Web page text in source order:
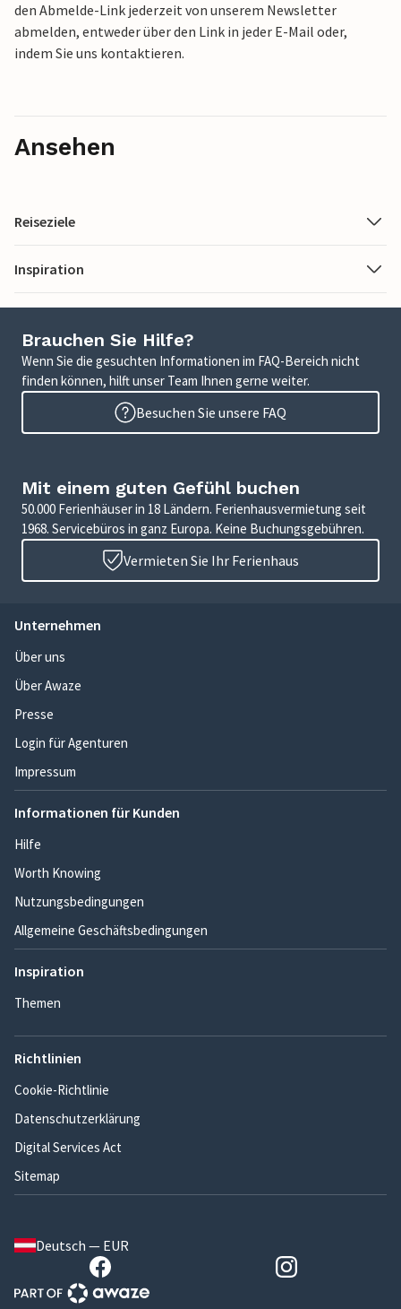
den Abmelde-Link jederzeit von unserem Newsletter
abmelden, entweder über den Link in jeder E-Mail oder,
indem Sie uns kontaktieren.
Ansehen
Reiseziele
Inspiration
Brauchen Sie Hilfe?
Wenn Sie die gesuchten Informationen im FAQ-Bereich nicht
finden können, hilft unser Team Ihnen gerne weiter.
Besuchen Sie unsere FAQ
Mit einem guten Gefühl buchen
50.000 Ferienhäuser in 18 Ländern. Ferienhausvermietung seit
1968. Servicebüros in ganz Europa. Keine Buchungsgebühren.
Vermieten Sie Ihr Ferienhaus
Unternehmen
Über uns
Über Awaze
Presse
Login für Agenturen
Impressum
Informationen für Kunden
Hilfe
Worth Knowing
Nutzungsbedingungen
Allgemeine Geschäftsbedingungen
Inspiration
Themen
Richtlinien
Cookie-Richtlinie
Datenschutzerklärung
Digital Services Act
Sitemap
Deutsch — EUR